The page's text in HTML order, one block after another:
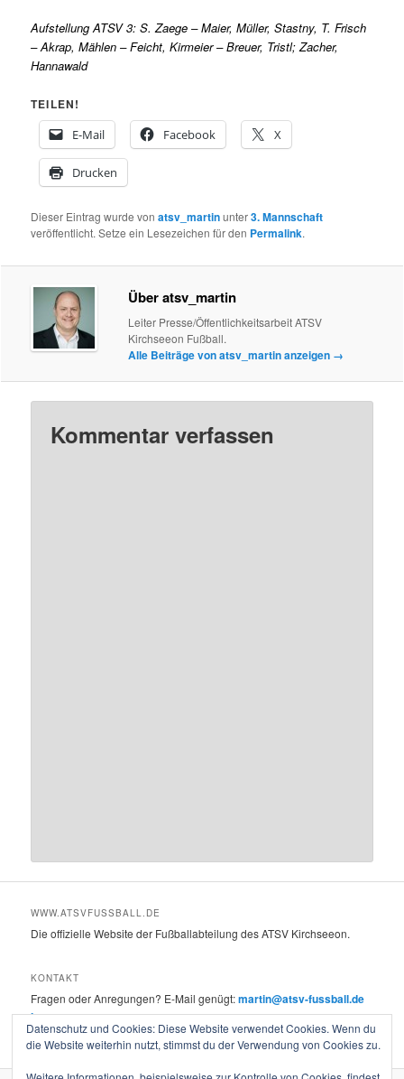
Aufstellung ATSV 3: S. Zaege – Maier, Müller, Stastny, T. Frisch
– Akrap, Mählen – Feicht, Kirmeier – Breuer, Tristl; Zacher,
Hannawald
TEILEN!
E-Mail
Facebook X
Drucken
Dieser Eintrag wurde vonatsv_martinunter3. Mannschaft
veröffentlicht. Setze ein Lesezeichen für den Permalink.
Über atsv_martin
Leiter Presse/Öffentlichkeitsarbeit ATSV
Kirchseeon Fußball.
Alle Beiträge von atsv_martin anzeigen →
Kommentar verfassen
WWW.ATSVFUSSBALL.DE
Die offizielle Website der Fußballabteilung des ATSV Kirchseeon.
KONTAKT
Fragen oder Anregungen? E-Mail genügt:martin@atsv-fussball.de
Impressum
Datenschutz und Cookies: Diese Website verwendet Cookies. Wenn du
die Website weiterhin nutzt, stimmst du der Verwendung von Cookies zu.